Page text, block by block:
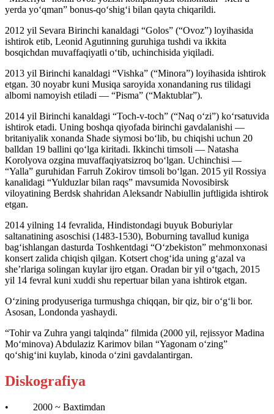
yerda yo‘qman” bonus-qo‘shig‘i bilan qayta chiqarildi.
2012 yil Sevara Birinchi kanaldagi “Golos” (“Ovoz”) loyihasida
ishtirok etib, Leonid Agutinning guruhiga tushdi va ikkita
bosqichdan muvaffaqiyatli o‘tib, uchinchisida yiqiladi.
2013 yil Birinchi kanaldagi “Vishka” (“Minora”) loyihasida ishtirok
etgan. 30 noyabr kuni Musiqa saroyida xonandaning rus tilidagi
albomi namoyish etiladi — “Pisma” (“Maktublar”).
2014 yil Birinchi kanaldagi “Toch-v-toch” (“Naq o‘zi”) ko‘rsatuvida
ishtirok etadi. Uning boshqa qiyofada birinchi gavdalanishi —
britaniyalik xonanda Shade siymosi bo‘lib, bu chiqishi uchun 20
balldan 19 ballini qo‘lga kiritadi. Ikkinchi timsoli — Natasha
Korolyova ozgina muvaffaqiyatsizroq bo‘lgan. Uchinchisi —
“Yalla” guruhidan Farruh Zokirov timsoli bo‘lgan. 2015 yil Rossiya
kanalidagi “Yulduzlar bilan raqs” mavsumida Novosibirsk
viloyatining Berdsk shahridan Aleksandr Nabiullin juftligida ishtirok
etgan.
2014 yilning 14 fevralida, Hindistondagi buyuk Boburiylar
saltanatining asoschisi (1483-1530), Boburning tavallud kuniga
bag‘ishlangan dasturda Toshkentdagi “O‘zbekiston” mehmonxonasi
konsert zalida chiqish qilgan. Kotsert chog‘ida uning g‘azal va
she’rlariga solingan kuylar ijro etgan. Oradan bir yil o‘tgach, 2015
yil 14 fevral kuni xuddi shu repertuar bilan yana ishtirok etgan.
O‘zining prodyuseriga turmushga chiqqan, bir qiz, bir o‘g‘li bor.
Asosan, Londonda yashaydi.
“Tohir va Zuhra yangi talqinda” filmida (2000 yil, rejissyor Madina
Mo‘minova) Abdulaziz Karimov bilan “Yagonam o‘zing”
qo‘shig‘ini kuylab, kinoda o‘zini gavdalantirgan.
Diskografiya
• 2000 ~ Baxtimdan